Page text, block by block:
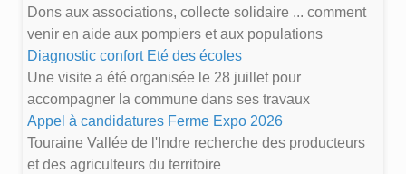
Dons aux associations, collecte solidaire ... comment
venir en aide aux pompiers et aux populations
Diagnostic confort Eté des écoles
Une visite a été organisée le 28 juillet pour
accompagner la commune dans ses travaux
Appel à candidatures Ferme Expo 2026
Touraine Vallée de l'Indre recherche des producteurs
et des agriculteurs du territoire